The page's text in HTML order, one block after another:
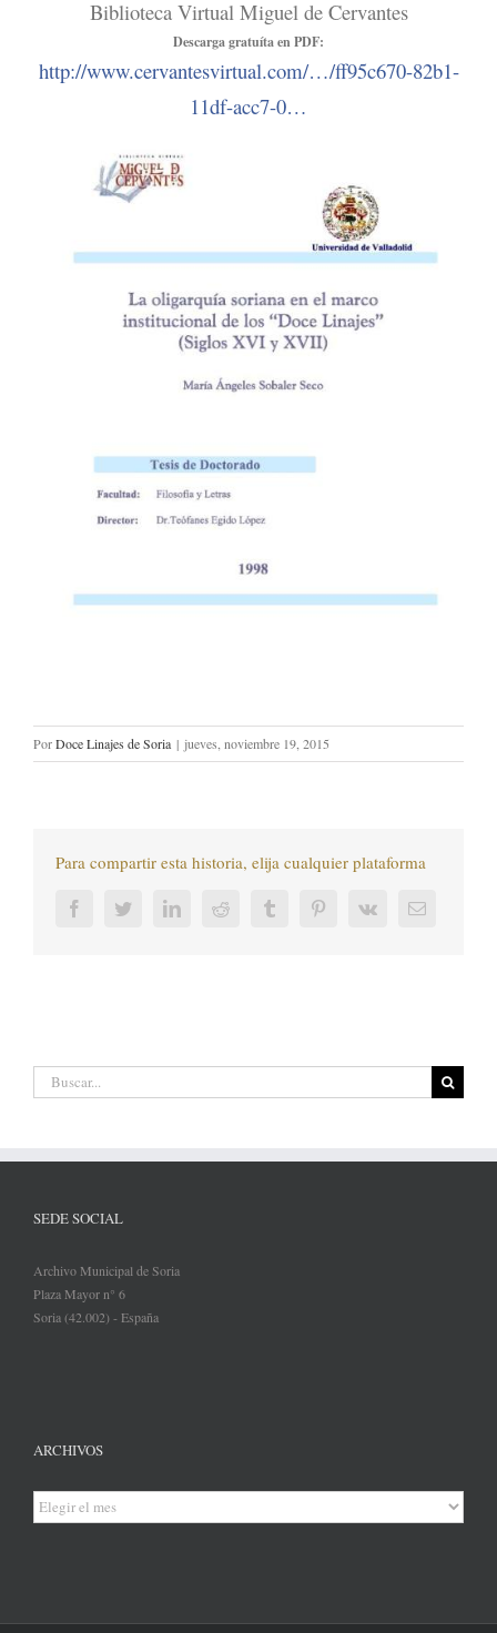
Biblioteca Virtual Miguel de Cervantes
Descarga gratuíta en PDF:
http://www.cervantesvirtual.com/…/ff95c670-82b1-
11df-acc7-0…
PorDoce Linajes de Soria | jueves, noviembre 19, 2015
Para compartir esta historia, elija cualquier plataforma
FacebookTwitterLinkedInReddit Tumblr PinterestVk
Correo
Buscar:
SEDE SOCIAL
Archivo Municipal de Soria
Plaza Mayor n° 6
Soria (42.002) - España
ARCHIVOS
Archivos